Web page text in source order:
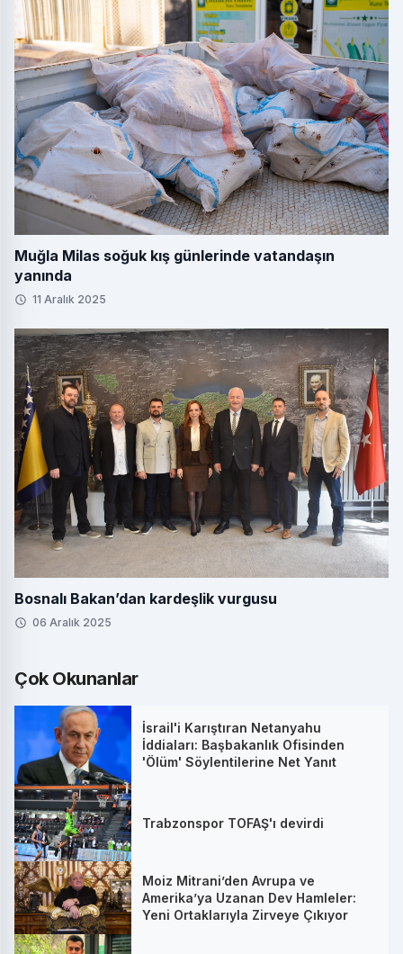
Muğla Milas soğuk kış günlerinde vatandaşın
yanında
11 Aralık 2025
Bosnalı Bakan’dan kardeşlik vurgusu
06 Aralık 2025
Çok Okunanlar
İsrail'i Karıştıran Netanyahu
İddiaları: Başbakanlık Ofisinden
'Ölüm' Söylentilerine Net Yanıt
Trabzonspor TOFAŞ'ı devirdi
Moiz Mitrani’den Avrupa ve
Amerika’ya Uzanan Dev Hamleler:
Yeni Ortaklarıyla Zirveye Çıkıyor